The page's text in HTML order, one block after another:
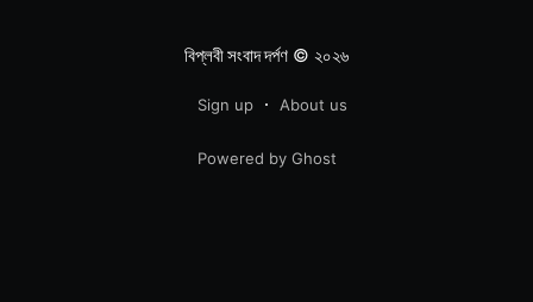
বিপ্লবী সংবাদ দর্পণ© ২০২৬
Sign up About us
Powered by Ghost